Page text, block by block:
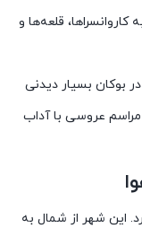
قلعه‌ها و
بوکان بسیار دیدنی
عروسی با آداب
این شهر از شمال به